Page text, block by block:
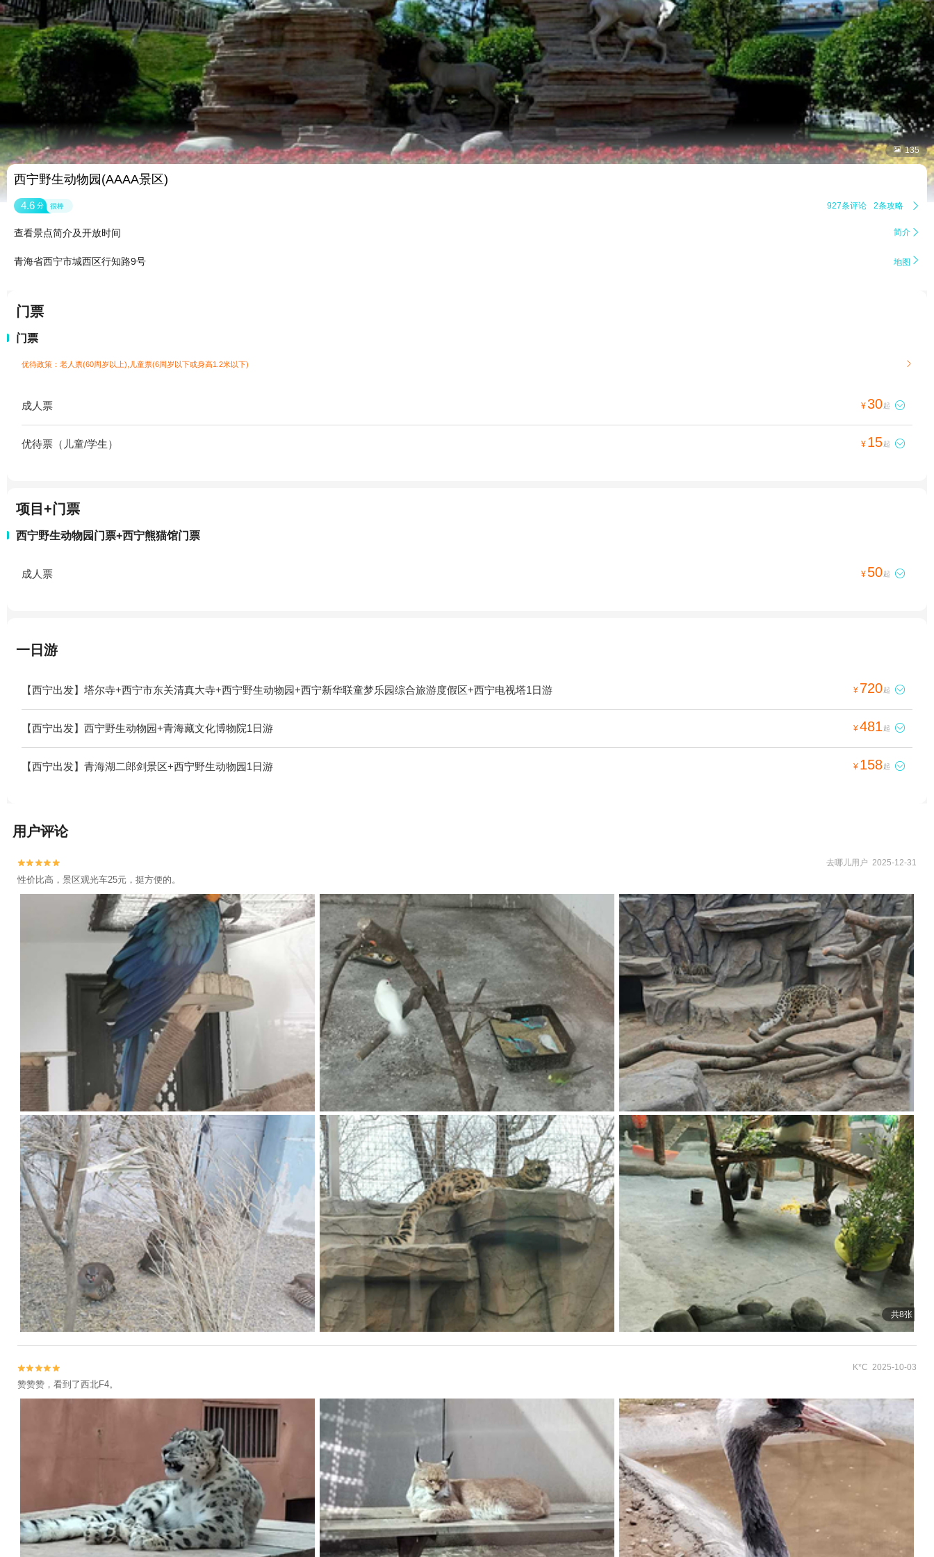
 135
西宁野生动物园(AAAA景区)
4.6 分 很棒 927条评论 2条攻略 
查看景点简介及开放时间 简介 
青海省西宁市城西区行知路9号 地图 
门票
门票
优待政策：老人票(60周岁以上),儿童票(6周岁以下或身高1.2米以下) 
成人票 ¥30起 
优待票（儿童/学生） ¥ 15起 
项目+门票
西宁野生动物园门票+西宁熊猫馆门票
成人票 ¥ 50起 
一日游
【西宁出发】塔尔寺+西宁市东关清真大寺+西宁野生动物园+西宁新华联童梦乐园综合旅游度假区+西宁电视塔1日游 ¥ 720起 
【西宁出发】西宁野生动物园+青海藏文化博物院1日游 ¥481 起 
【西宁出发】青海湖二郎剑景区+西宁野生动物园1日游 ¥ 158起 
用户评论

 去哪儿用户 2025-12-31
性价比高，景区观光车25元，挺方便的。
共8张

 K*C 2025-10-03
赞赞赞，看到了西北F4。